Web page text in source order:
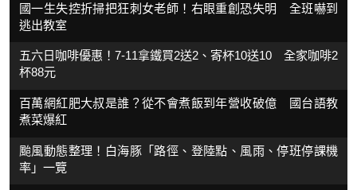
國一生失控折掃把狂刺女老師！右眼重創恐失明 全班嚇到
逃出教室
五六日咖啡優惠！7-11拿鐵買2送2、寄杯10送10 全家咖啡2
杯88元
百萬網紅肥大叔是誰？從不會煮飯到年營收破億 國台語教
煮菜爆紅
颱風動態整理！白海豚「路徑、登陸點、風雨、停班停課機
率」一覽